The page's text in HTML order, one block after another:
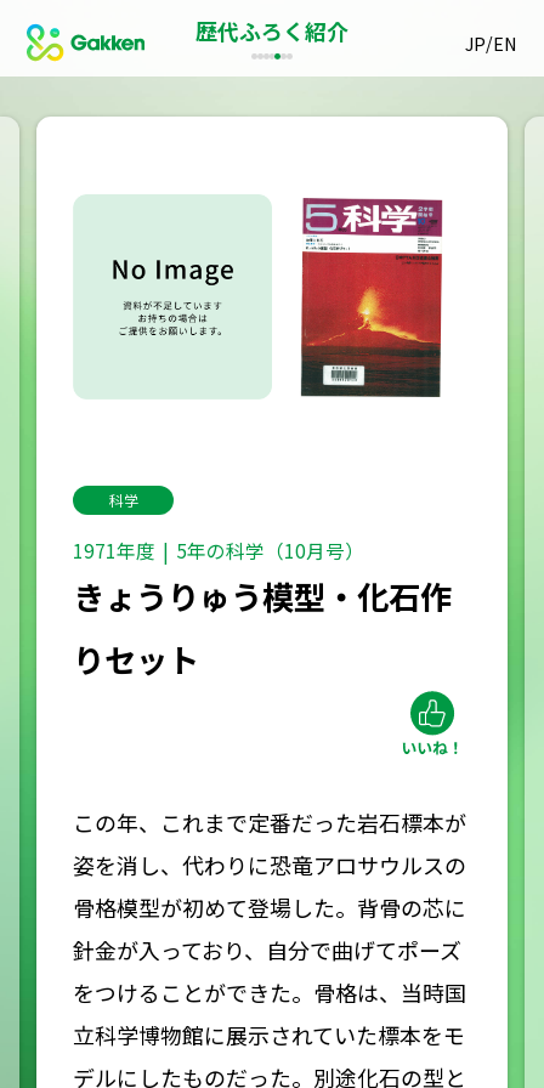
JP/EN
歴代ふろく紹介
科学
1971年度 5年の科学（10月号）
きょうりゅう模型・化石作
りセット
この年、これまで定番だった岩石標本が
姿を消し、代わりに恐竜アロサウルスの
骨格模型が初めて登場した。背骨の芯に
針金が入っており、自分で曲げてポーズ
をつけることができた。骨格は、当時国
立科学博物館に展示されていた標本をモ
デルにしたものだった。別途化石の型と